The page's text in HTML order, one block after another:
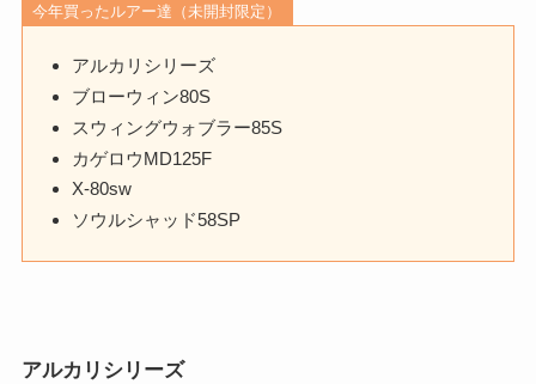
今年買ったルアー達（未開封限定）
アルカリシリーズ
ブローウィン80S
スウィングウォブラー85S
カゲロウMD125F
X-80sw
ソウルシャッド58SP
アルカリシリーズ